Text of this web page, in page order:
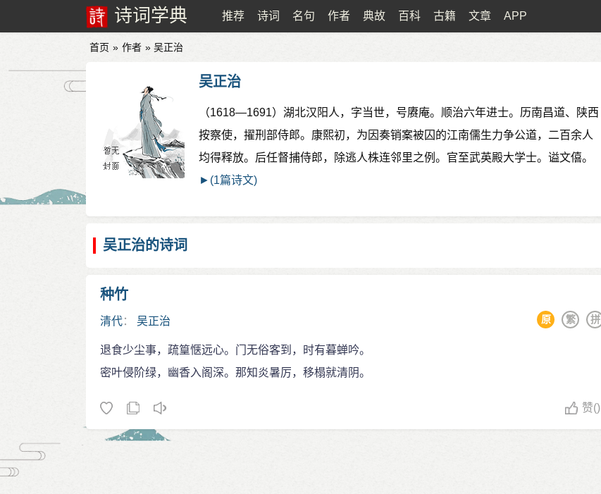
诗词学典 推荐 诗词 名句 作者 典故 百科 古籍 文章 APP
首页 » 作者 » 吴正治
吴正治
（1618—1691）湖北汉阳人，字当世，号赓庵。顺治六年进士。历南昌道、陕西
按察使，擢刑部侍郎。康熙初，为因奏销案被囚的江南儒生力争公道，二百余人
均得释放。后任督捕侍郎，除逃人株连邻里之例。官至武英殿大学士。谥文僖。
►(1篇诗文)
吴正治的诗词
种竹
清代： 吴正治 拼
繁
原
退食少尘事，疏篁惬远心。门无俗客到，时有暮蝉吟。
密叶侵阶绿，幽香入阁深。那知炎暑厉，移榻就清阴。
赞()